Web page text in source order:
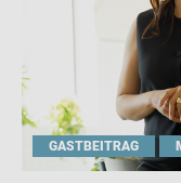
GASTBEITRAG